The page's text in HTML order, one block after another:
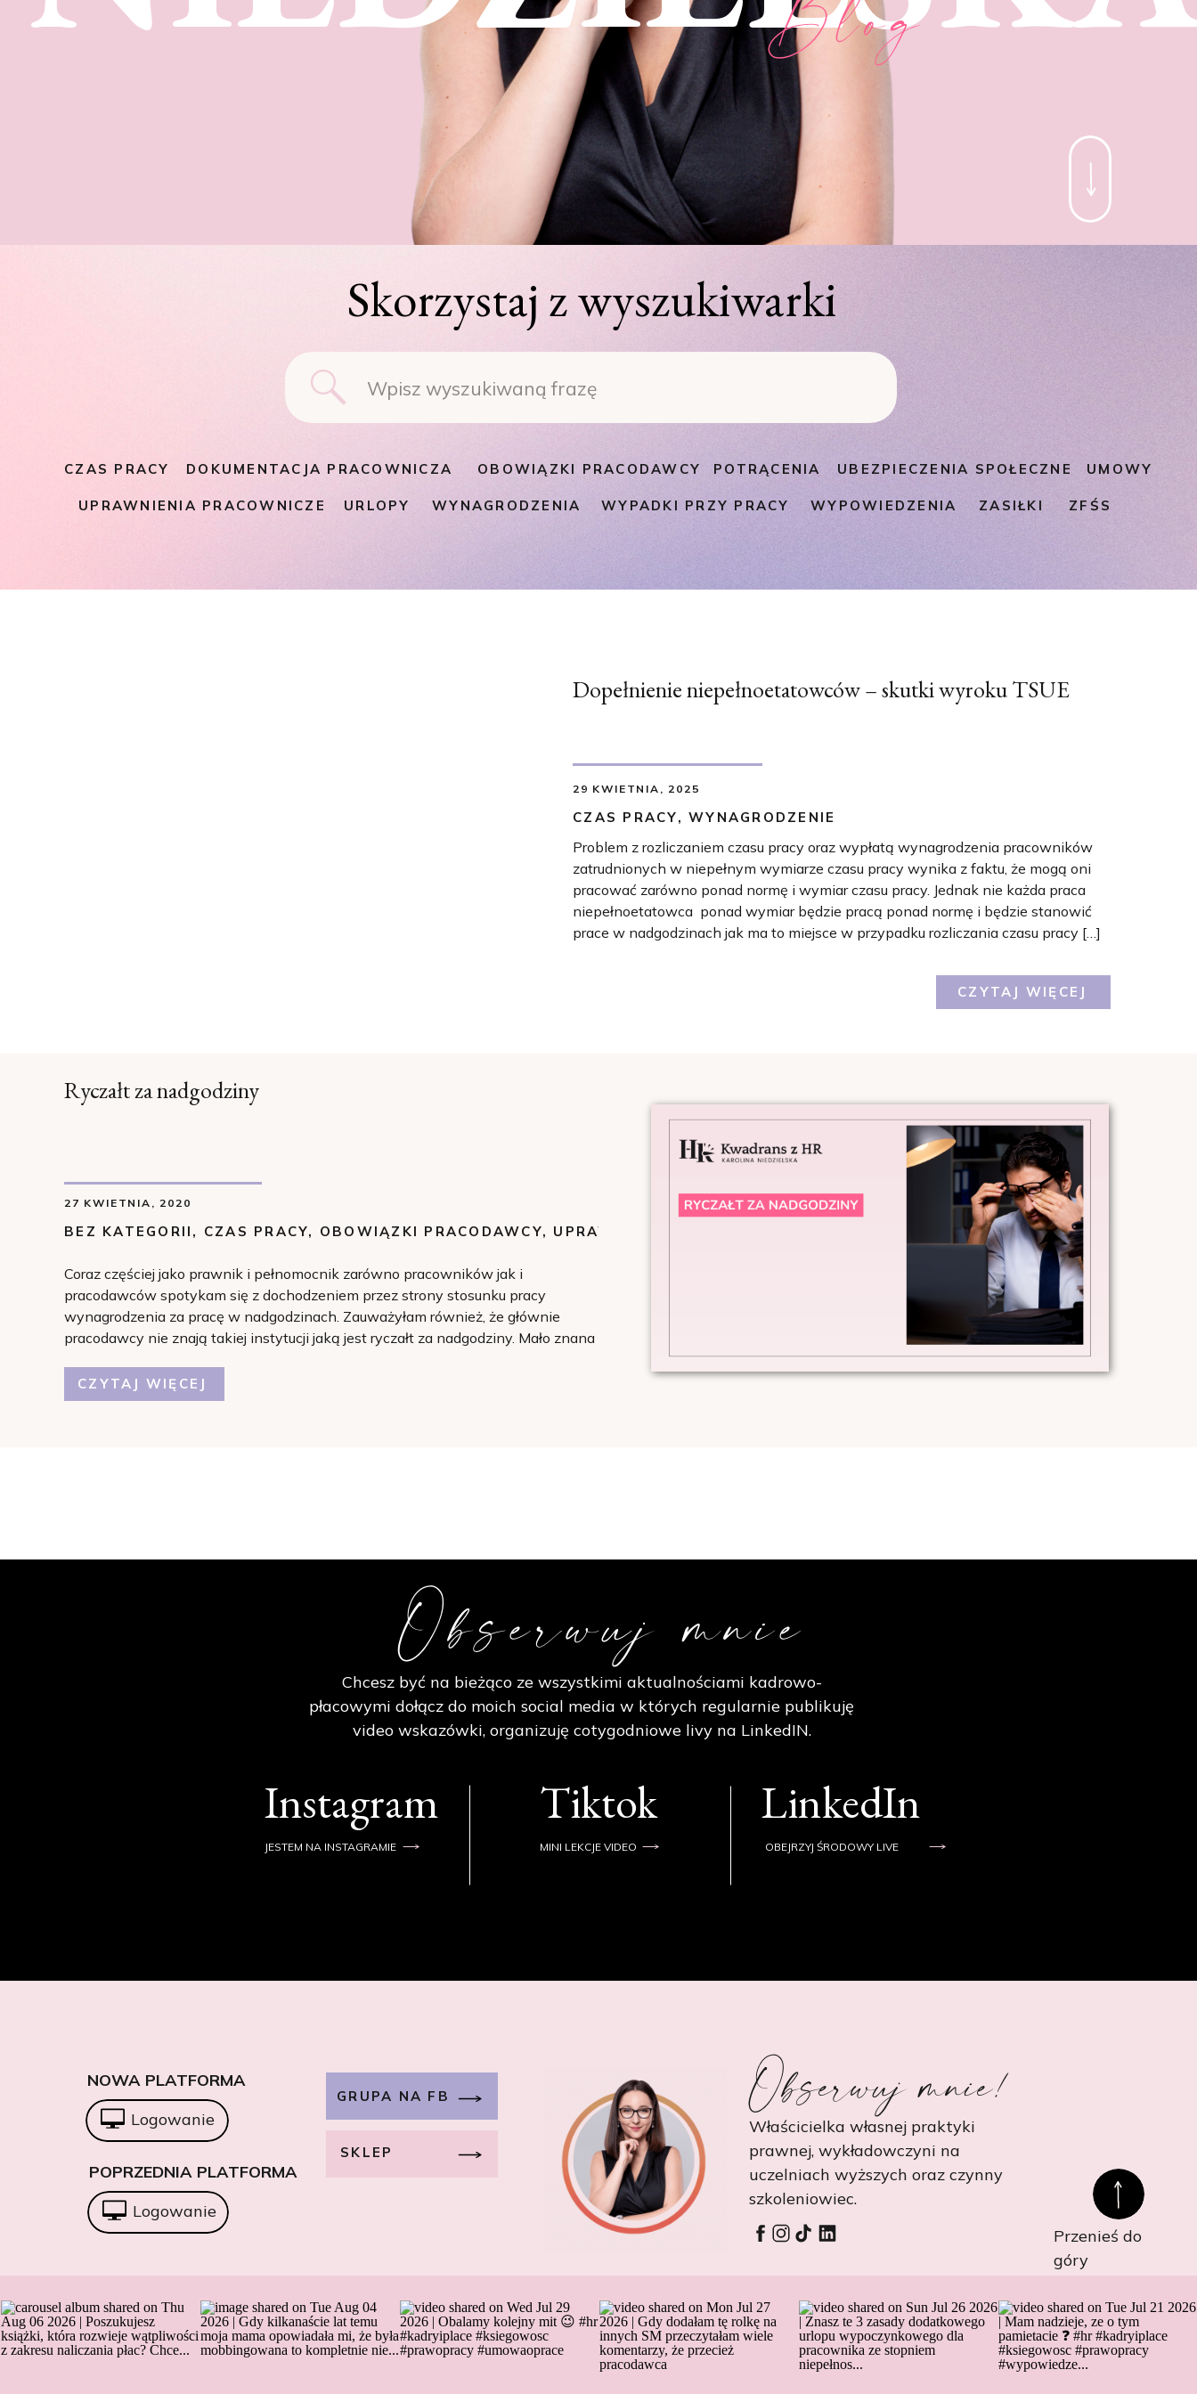
Skorzystaj z wyszukiwarki
for:
CZAS PRACY DOKUMENTACJA PRACOWNICZA OBOWIĄZKI PRACODAWCY POTRĄCENIA UMOWY
UBEZPIECZENIA SPOŁECZNE
URLOPY
UPRAWNIENIA PRACOWNICZE WYNAGRODZENIA WYPADKI PRZY PRACY WYPOWIEDZENIA ZASIŁKI ZFŚS
CZYTAJ WIĘCEJ
Problem z rozliczaniem czasu pracy oraz wypłatą wynagrodzenia pracowników
zatrudnionych w niepełnym wymiarze czasu pracy wynika z faktu, że mogą oni
pracować zarówno ponad normę i wymiar czasu pracy. Jednak nie każda praca
niepełnoetatowca ponad wymiar będzie pracą ponad normę i będzie stanowić
prace w nadgodzinach jak ma to miejsce w przypadku rozliczania czasu pracy […]
CZAS PRACY, WYNAGRODZENIE
29 KWIETNIA, 2025
Dopełnienie niepełnoetatowców – skutki wyroku TSUE
CZYTAJ WIĘCEJ
Coraz częściej jako prawnik i pełnomocnik zarówno pracowników jak i
pracodawców spotykam się z dochodzeniem przez strony stosunku pracy
wynagrodzenia za pracę w nadgodzinach. Zauważyłam również, że głównie
pracodawcy nie znają takiej instytucji jaką jest ryczałt za nadgodziny. Mało znana
pracowników, którzy pracują poza […]
BEZ KATEGORII , CZAS PRACY, OBOWIĄZKI PRACODAWCY, UPRAWNIENIA PRACOWNICZE
27 KWIETNIA, 2020
Ryczałt za nadgodziny
Obserwuj mnie
Instagram
Chcesz być na bieżąco ze wszystkimi aktualnościami kadrowo-
płacowymi dołącz do moich social media w których regularnie publikuję
video wskazówki, organizuję cotygodniowe livy na LinkedIN.
Tiktok LinkedIn
JESTEM NA INSTAGRAMIE MINI LEKCJE VIDEO OBEJRZYJ ŚRODOWY LIVE
GRUPA NA FB
SKLEP
Obserwuj mnie!
Właścicielka własnej praktyki
prawnej, wykładowczyni na
uczelniach wyższych oraz czynny
szkoleniowiec.
Przenieś do
góry
Logowanie
NOWA PLATFORMA
Logowanie
POPRZEDNIA PLATFORMA